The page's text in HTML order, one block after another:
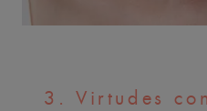
3. Virtudes